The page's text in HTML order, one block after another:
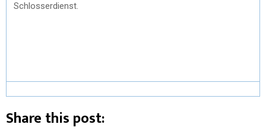
Schlosserdienst.
Share this post: